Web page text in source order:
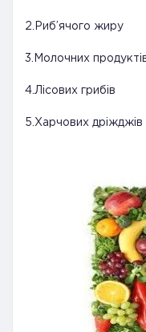
2.Риб’ячого жиру
3.Молочних
4.Лісових грибів
5.Харчових дріжджів